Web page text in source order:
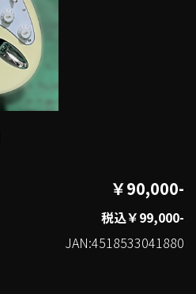
￥90,000-
税込￥99,000-
JAN:4518533041880